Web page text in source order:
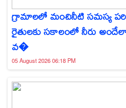
గ్రామాలలో మంచినీటి సమస్య
రైతులకు సకాలంలో నీరు
వ�
05 August 2026 06:18 PM